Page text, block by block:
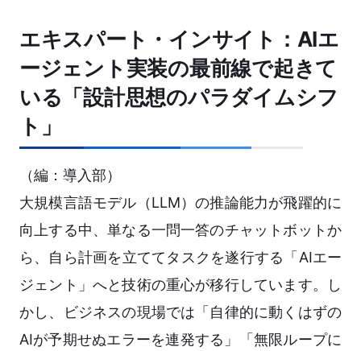
エキスパート・インサイト：AIエ
ージェント実装の最前線で起きて
いる「設計思想のパラダイムシフ
ト」
（編：導入部）
大規模言語モデル（LLM）の推論能力が飛躍的に
向上する中、単なる一問一答のチャットボットか
ら、自ら計画を立ててタスクを遂行する「AIエー
ジェント」へと技術の重心が移行しています。し
かし、ビジネスの現場では「自律的に動くはずの
AIが予期せぬエラーを連発する」「無限ループに